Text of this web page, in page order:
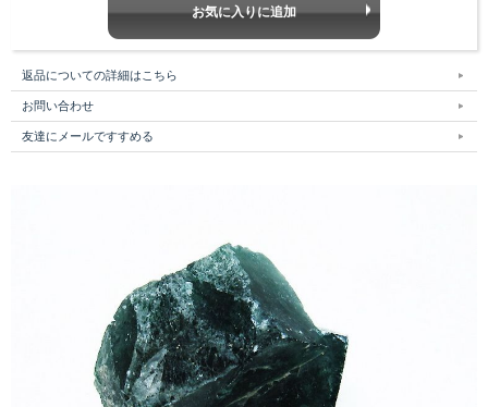
返品についての詳細はこちら
お問い合わせ
友達にメールですすめる